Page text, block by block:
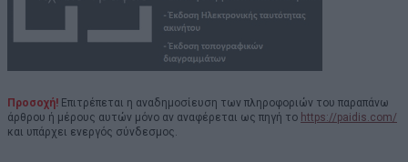
Προσοχή! Επιτρέπεται η αναδημοσίευση των πληροφοριών του παραπάνω
άρθρου ή μέρους αυτών μόνο αν αναφέρεται ως πηγή το https://paidis.com/
και υπάρχει ενεργός σύνδεσμος.